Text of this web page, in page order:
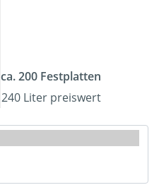
ca. 200 Festplatten
240 Liter preiswert